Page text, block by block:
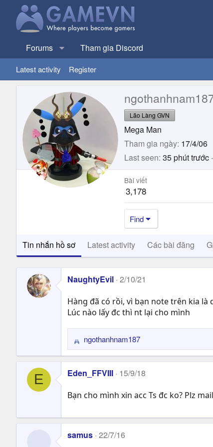
Forums Tham gia Discord
Latest activity Register
Lão Làng GVN
Mega Man
Tham gia ngày 17/4/06
Last seen 35 phút trước ·
Bài viết
3,178
Find
Tin nhắn hồ sơ Latest activity Các bài đăng
NaughtyEvil 2/10/21
Hàng đã có rồi, vì bạn note trên kia là
Lúc nào lấy đc thì nt lại cho mình
R
e
a
c
i
n
s
:
ngothanhnam187
E Eden_FFVIII 15/9/18
Bạn cho mình xin acc Ts đc ko? Plz
samus 22/7/16